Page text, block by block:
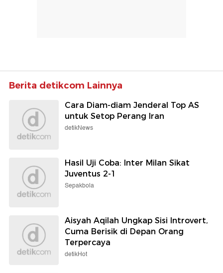
Berita detikcom Lainnya
Cara Diam-diam Jenderal Top AS
untuk Setop Perang Iran
detikNews
Hasil Uji Coba: Inter Milan Sikat
Juventus 2-1
Sepakbola
Aisyah Aqilah Ungkap Sisi Introvert,
Cuma Berisik di Depan Orang
Terpercaya
detikHot